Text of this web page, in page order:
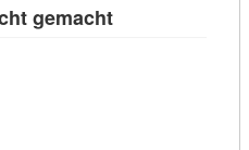
gemachtKursdetail: